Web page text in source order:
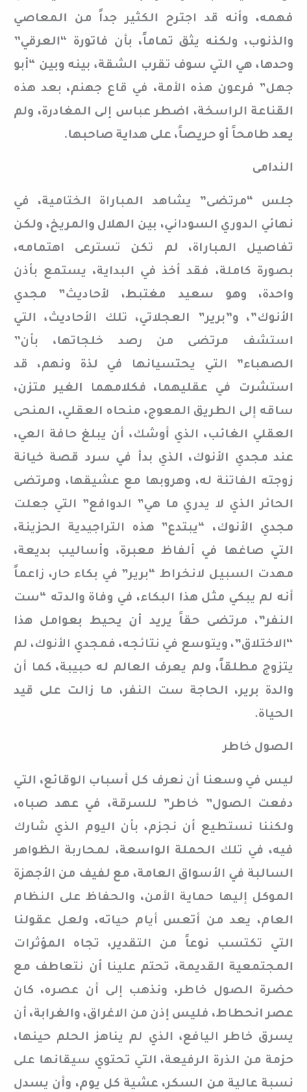
فهمه، وأنه قد اجترح الكثير جداً من المعاصي
والذنوب، ولكنه يثق تماماً، بأن فاتورة “العرقي”
وحدها، هي التي سوف تقرب الشقة، بينه وبين “أبو
جهل” فرعون هذه الأمة، في قاع جهنم، بعد هذه
القناعة الراسخة، اضطر عباس إلى المغادرة، ولم
يعد طامحاً أو حريصاً، على هداية صاحبها.
الندامى
جلس “مرتضى” يشاهد المباراة الختامية، في
نهائي الدوري السوداني، بين الهلال والمريخ، ولكن
تفاصيل المباراة، لم تكن تسترعى اهتمامه،
بصورة كاملة، فقد أخذ في البداية، يستمع بأذن
واحدة، وهو سعيد مغتبط، لأحاديث” مجدي
الأنوك”، و”برير” العجلاتي، تلك الأحاديث، التي
استشف مرتضى من رصد خلجاتها، بأن”
الصهباء” التي يحتسيانها في لذة ونهم، قد
استشرت في عقليهما، فكلامهما الغير متزن،
ساقه إلى الطريق المعوج، منحاه العقلي، المنحى
العقلي الغائب، الذي أوشك، أن يبلغ حافة العي،
عند مجدي الأنوك، الذي بدأ في سرد قصة خيانة
زوجته الفاتنة له، وهروبها مع عشيقها، ومرتضى
الحائر الذي لا يدري ما هي” الدوافع” التي جعلت
مجدي الأنوك، “يبتدع” هذه التراجيدية الحزينة،
التي صاغها في ألفاظ معبرة، وأساليب بديعة،
مهدت السبيل لانخراط “برير” في بكاء حار، زاعماً
أنه لم يبكي مثل هذا البكاء، في وفاة والدته “ست
النفر”، مرتضى حقاً يريد أن يحيط بعوامل هذا
“الاختلاق”، ويتوسع في نتائجه، فمجدي الأنوك، لم
يتزوج مطلقاً، ولم يعرف العالم له حبيبة، كما أن
والدة برير، الحاجة ست النفر، ما زالت على قيد
الحياة.
الصول خاطر
ليس في وسعنا أن نعرف كل أسباب الوقائع، التي
دفعت الصول” خاطر” للسرقة، في عهد صباه،
ولكننا نستطيع أن نجزم، بأن اليوم الذي شارك
فيه، في تلك الحملة الواسعة، لمحاربة الظواهر
السالبة في الأسواق العامة، مع لفيف من الأجهزة
الموكل إليها حماية الأمن، والحفاظ على النظام
العام، يعد من أتعس أيام حياته، ولعل عقولنا
التي تكتسب نوعاً من التقدير، تجاه المؤثرات
المجتمعية القديمة، تحتم علينا أن نتعاطف مع
حضرة الصول خاطر، ونذهب إلى أن عصره، كان
عصر انحطاط، فليس إذن من الاغراق، والغرابة، أن
يسرق خاطر اليافع، الذي لم يناهز الحلم حينها،
حزمة من الذرة الرفيعة، التي تحتوي سيقانها على
نسبة عالية من السكر، عشية كل يوم، وأن يسدل